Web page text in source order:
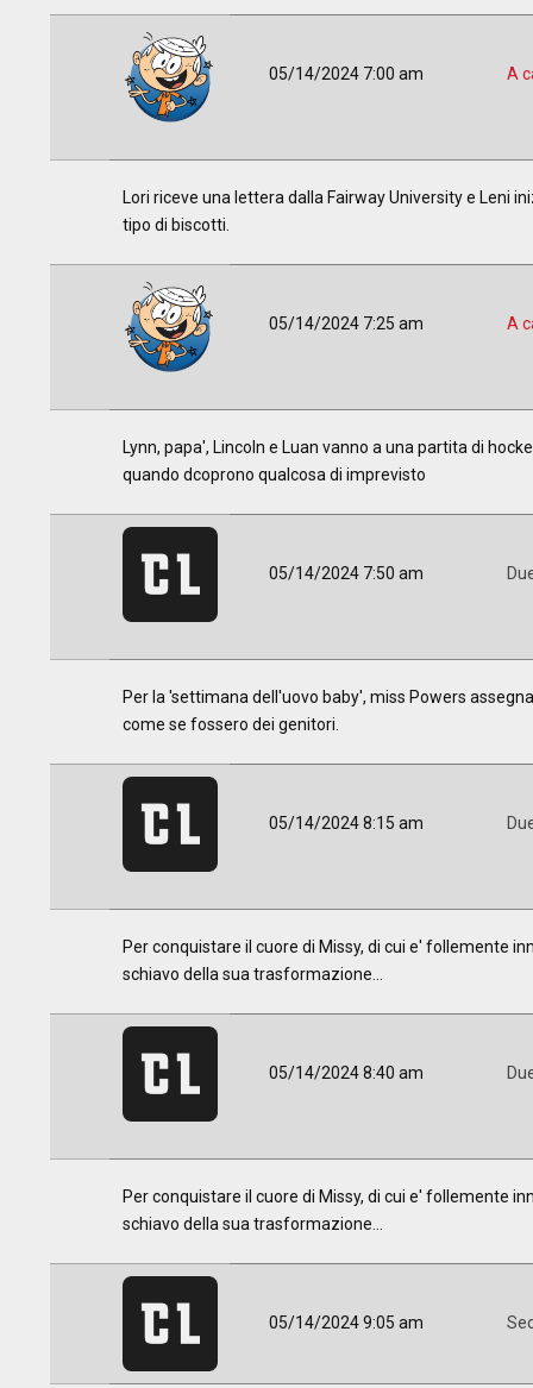
05/14/2024 7:00 am A
Lori riceve una lettera dalla Fairway University e Leni
tipo di biscotti.
05/14/2024 7:25 am A
Lynn, papa', Lincoln e Luan vanno a una partita di
quando dcoprono qualcosa di imprevisto
05/14/2024 7:50 am
Per la 'settimana dell'uovo baby', miss Powers
come se fossero dei genitori.
05/14/2024 8:15 am
Per conquistare il cuore di Missy, di cui e' follemente
schiavo della sua trasformazione...
05/14/2024 8:40 am
Per conquistare il cuore di Missy, di cui e' follemente
schiavo della sua trasformazione...
05/14/2024 9:05 am